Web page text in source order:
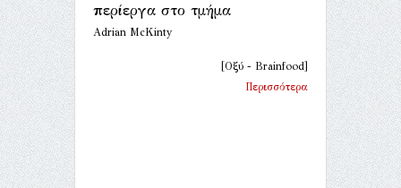
περίεργα στο τμήμα
Adrian McKinty
[Οξύ - Brainfood]
Περισσότερα